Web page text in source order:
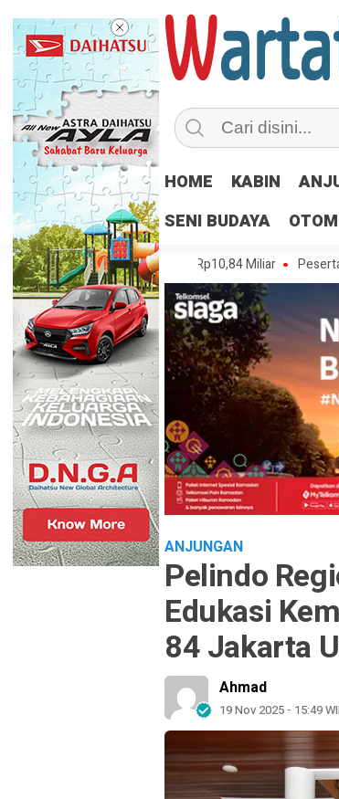
HOME KABIN
SENI BUDAYA
2026, Nilainya Capai Rp10,84 Miliar Peserta UI
ANJUNGAN
Pelindo
Edukasi
84 Jakarta
Ahmad
19 Nov 2025 - 15:49